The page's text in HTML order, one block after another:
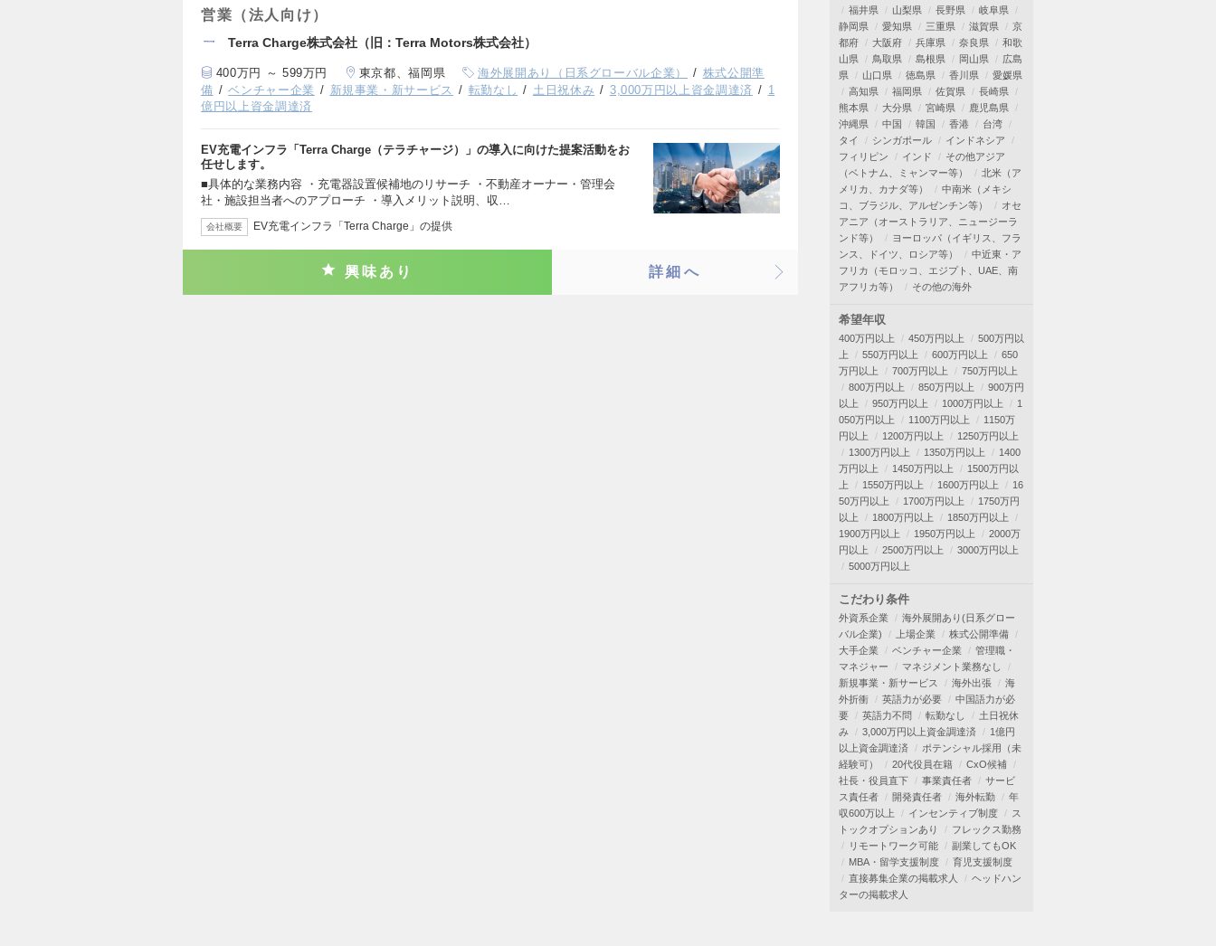
営業（法人向け）
Terra Charge株式会社（旧：Terra Motors株式会社）
400万円 ～ 599万円 東京都、福岡県 海外展開あり（日系グローバル企業）
株式公開準
備
ベンチャー企業 新規事業・新サービス 転勤なし 土日祝休み 3,000万円以上資金調達済
1
億円以上資金調達済
EV充電インフラ「Terra Charge（テラチャージ）」の導入に向けた提案活動をお
任せします。
■具体的な業務内容 ・充電器設置候補地のリサーチ ・不動産オーナー・管理会
社・施設担当者へのアプローチ ・導入メリット説明、収…
会社概要 EV充電インフラ「Terra Charge」の提供
興味あり 詳細へ
福井県
山梨県 長野県
岐阜県
静岡県
愛知県 三重県 滋賀県
京
都府
大阪府 兵庫県 奈良県
和歌
山県
鳥取県 島根県 岡山県
広島
県
山口県 徳島県 香川県
愛媛県
高知県
福岡県 佐賀県
長崎県
熊本県
大分県 宮崎県
鹿児島県
沖縄県
中国 韓国 香港
台湾
タイ
シンガポール
インドネシア
フィリピン
インド
その他アジア
（ベトナム、ミャンマー等）
北米（ア
メリカ、カナダ等）
中南米（メキシ
コ、ブラジル、アルゼンチン等）
オセ
アニア（オーストラリア、ニュージーラ
ンド等）
ヨーロッパ（イギリス、フラ
ンス、ドイツ、ロシア等）
中近東・ア
フリカ（モロッコ、エジプト、UAE、南
アフリカ等）
その他の海外
希望年収
400万円以上 450万円以上
500万円以
上
550万円以上 600万円以上
650
万円以上
700万円以上
750万円以上
800万円以上
850万円以上
900万円
以上
950万円以上 1000万円以上
1
050万円以上
1100万円以上
1150万
円以上
1200万円以上
1250万円以上
1300万円以上
1350万円以上
1400
万円以上
1450万円以上
1500万円以
上
1550万円以上 1600万円以上
16
50万円以上
1700万円以上
1750万円
以上
1800万円以上
1850万円以上
1900万円以上
1950万円以上
2000万
円以上
2500万円以上
3000万円以上
5000万円以上
こだわり条件
外資系企業
海外展開あり(日系グロー
バル企業)
上場企業
株式公開準備
大手企業
ベンチャー企業
管理職・
マネジャー
マネジメント業務なし
新規事業・新サービス
海外出張
海
外折衝
英語力が必要
中国語力が必
要
英語力不問 転勤なし
土日祝休
み
3,000万円以上資金調達済
1億円
以上資金調達済
ポテンシャル採用（未
経験可）
20代役員在籍
CxO候補
社長・役員直下
事業責任者
サービ
ス責任者
開発責任者 海外転勤
年
収600万以上
インセンティブ制度
ス
トックオプションあり
フレックス勤務
リモートワーク可能
副業してもOK
MBA・留学支援制度
育児支援制度
直接募集企業の掲載求人
ヘッドハン
ターの掲載求人